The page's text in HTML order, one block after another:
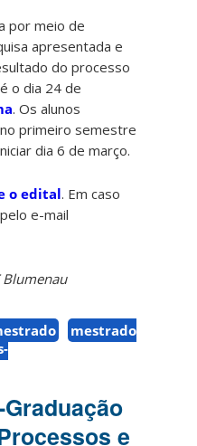
por meio de
apresentada e
do processo
o dia 24 de
. Os alunos
primeiro semestre
dia 6 de março.
o edital. Em caso
e-mail
Blumenau
mestrado
e